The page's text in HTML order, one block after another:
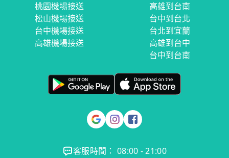
桃園機場接送
松山機場接送
台中機場接送
高雄機場接送
高雄到台南
台中到台北
台北到宜蘭
高雄到台中
台中到台南
客服時間： 08:00 - 21:00